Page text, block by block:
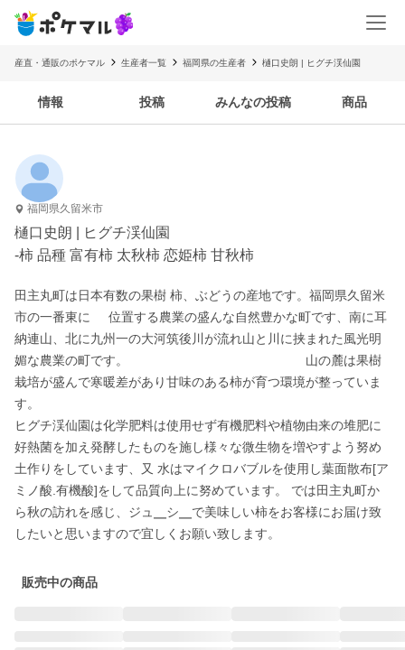
産直・通販のポケマル 生産者一覧 福岡県の生産者 樋口史朗 | ヒグチ渓仙園
情報 投稿 みんなの投稿 商品
福岡県久留米市
樋口史朗 | ヒグチ渓仙園
-柿 品種 富有柿 太秋柿 恋姫柿 甘秋柿
田主丸町は日本有数の果樹 柿、ぶどうの産地です。福岡県久留米
市の一番東に     位置する農業の盛んな自然豊かな町です、南に耳
納連山、北に九州一の大河筑後川が流れ山と川に挟まれた風光明
媚な農業の町です。                                                 山の麓は果樹
栽培が盛んで寒暖差があり甘味のある柿が育つ環境が整っていま
す。
ヒグチ渓仙園は化学肥料は使用せず有機肥料や植物由来の堆肥に
好熱菌を加え発酵したものを施し様々な微生物を増やすよう努め
土作りをしています、又 水はマイクロバブルを使用し葉面散布[ア
ミノ酸.有機酸]をして品質向上に努めています。 では田主丸町か
ら秋の訪れを感じ、ジュ╴シ╴で美味しい柿をお客様にお届け致
したいと思いますので宜しくお願い致します。
販売中の商品